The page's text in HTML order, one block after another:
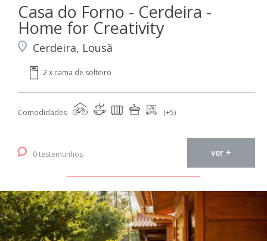
Casa do Forno - Cerdeira -
Home for Creativity
Cerdeira, Lousã
2 x cama de solteiro
Comodidades (+5)
0 testemunhos ver +